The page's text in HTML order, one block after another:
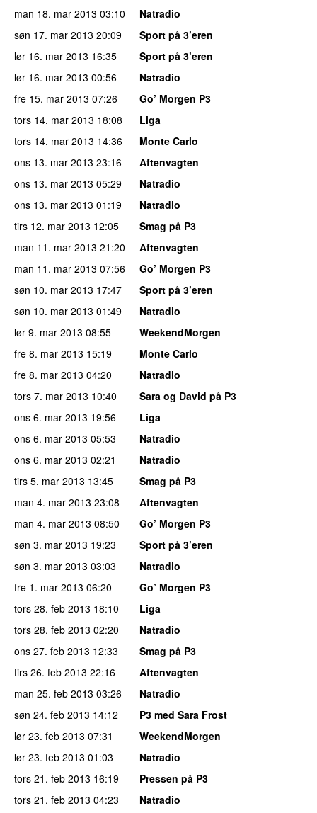
man 18. mar 2013 03:10
Natradio
søn 17. mar 2013 20:09
Sport på 3’eren
lør 16. mar 2013 16:35
Sport på 3’eren
lør 16. mar 2013 00:56
Natradio
fre 15. mar 2013 07:26
Go’ Morgen P3
tors 14. mar 2013 18:08
Liga
tors 14. mar 2013 14:36
Monte Carlo
ons 13. mar 2013 23:16
Aftenvagten
ons 13. mar 2013 05:29
Natradio
ons 13. mar 2013 01:19
Natradio
tirs 12. mar 2013 12:05
Smag på P3
man 11. mar 2013 21:20
Aftenvagten
man 11. mar 2013 07:56
Go’ Morgen P3
søn 10. mar 2013 17:47
Sport på 3’eren
søn 10. mar 2013 01:49
Natradio
lør 9. mar 2013 08:55
WeekendMorgen
fre 8. mar 2013 15:19
Monte Carlo
fre 8. mar 2013 04:20
Natradio
tors 7. mar 2013 10:40
Sara og David på P3
ons 6. mar 2013 19:56
Liga
ons 6. mar 2013 05:53
Natradio
ons 6. mar 2013 02:21
Natradio
tirs 5. mar 2013 13:45
Smag på P3
man 4. mar 2013 23:08
Aftenvagten
man 4. mar 2013 08:50
Go’ Morgen P3
søn 3. mar 2013 19:23
Sport på 3’eren
søn 3. mar 2013 03:03
Natradio
fre 1. mar 2013 06:20
Go’ Morgen P3
tors 28. feb 2013 18:10
Liga
tors 28. feb 2013 02:20
Natradio
ons 27. feb 2013 12:33
Smag på P3
tirs 26. feb 2013 22:16
Aftenvagten
man 25. feb 2013 03:26
Natradio
søn 24. feb 2013 14:12
P3 med Sara Frost
lør 23. feb 2013 07:31
WeekendMorgen
lør 23. feb 2013 01:03
Natradio
tors 21. feb 2013 16:19
Pressen på P3
tors 21. feb 2013 04:23
Natradio